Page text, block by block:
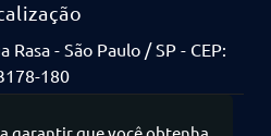
Rasa - São Paulo / SP - CEP:
180